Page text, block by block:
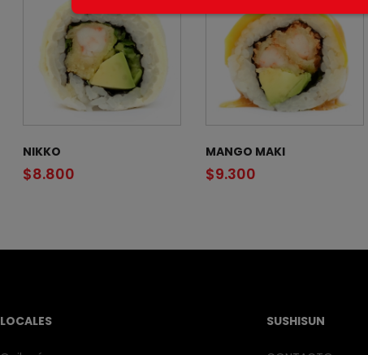
NIKKO
$8.800
MANGO MAKI
$9.300
LOCALES SUSHISUN